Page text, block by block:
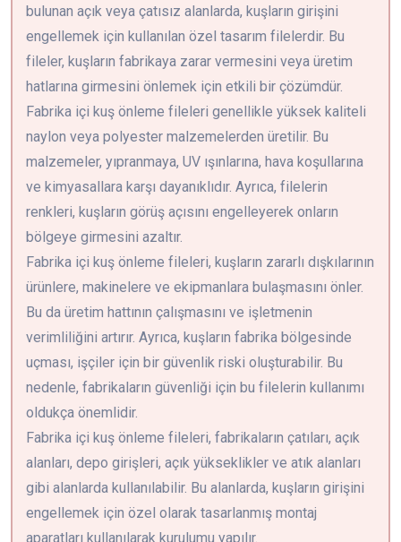
bulunan açık veya çatısız alanlarda, kuşların girişini
engellemek için kullanılan özel tasarım filelerdir. Bu
fileler, kuşların fabrikaya zarar vermesini veya üretim
hatlarına girmesini önlemek için etkili bir çözümdür.
Fabrika içi kuş önleme fileleri genellikle yüksek kaliteli
naylon veya polyester malzemelerden üretilir. Bu
malzemeler, yıpranmaya, UV ışınlarına, hava koşullarına
ve kimyasallara karşı dayanıklıdır. Ayrıca, filelerin
renkleri, kuşların görüş açısını engelleyerek onların
bölgeye girmesini azaltır.
Fabrika içi kuş önleme fileleri, kuşların zararlı dışkılarının
ürünlere, makinelere ve ekipmanlara bulaşmasını önler.
Bu da üretim hattının çalışmasını ve işletmenin
verimliliğini artırır. Ayrıca, kuşların fabrika bölgesinde
uçması, işçiler için bir güvenlik riski oluşturabilir. Bu
nedenle, fabrikaların güvenliği için bu filelerin kullanımı
oldukça önemlidir.
Fabrika içi kuş önleme fileleri, fabrikaların çatıları, açık
alanları, depo girişleri, açık yükseklikler ve atık alanları
gibi alanlarda kullanılabilir. Bu alanlarda, kuşların girişini
engellemek için özel olarak tasarlanmış montaj
aparatları kullanılarak kurulumu yapılır.